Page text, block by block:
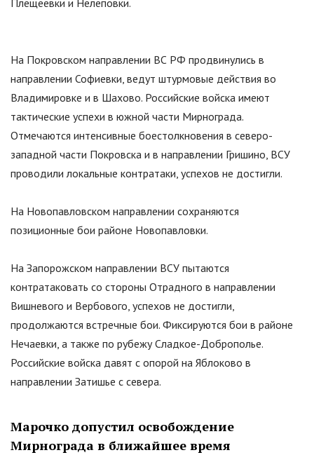
Плещеевки и Нелеповки.
На Покровском направлении ВС РФ продвинулись в
направлении Софиевки, ведут штурмовые действия во
Владимировке и в Шахово. Российские войска имеют
тактические успехи в южной части Мирнограда.
Отмечаются интенсивные боестолкновения в северо-
западной части Покровска и в направлении Гришино, ВСУ
проводили локальные контратаки, успехов не достигли.
На Новопавловском направлении сохраняются
позиционные бои районе Новопавловки.
На Запорожском направлении ВСУ пытаются
контратаковать со стороны Отрадного в направлении
Вишневого и Вербового, успехов не достигли,
продолжаются встречные бои. Фиксируются бои в районе
Нечаевки, а также по рубежу Сладкое-Доброполье.
Российские войска давят с опорой на Яблоково в
направлении Затишье с севера.
Марочко допустил освобождение
Мирнограда в ближайшее время